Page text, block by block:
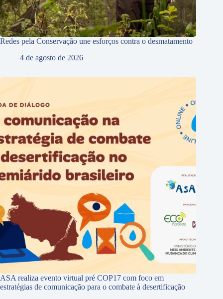
Redes pela Conservação une esforços contra o desmatamento
4 de agosto de 2026
ASA realiza evento virtual pré COP17 com foco em
estratégias de comunicação para o combate à desertificação